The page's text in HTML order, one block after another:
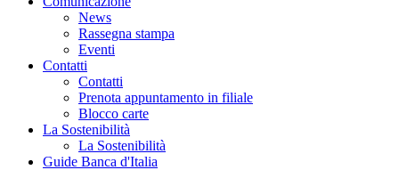
News
Rassegna stampa
Eventi
Contatti
Contatti
Prenota appuntamento in filiale
Blocco carte
La Sostenibilità
La Sostenibilità
Guide Banca d'Italia